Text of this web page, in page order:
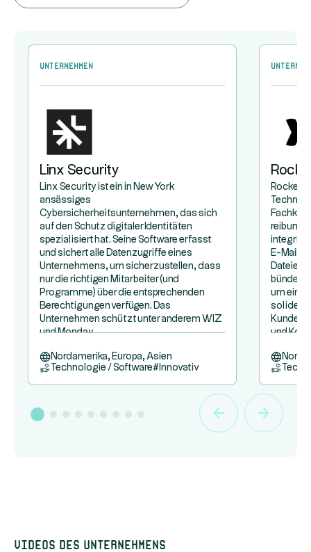
Unternehmen
Linx Security
Linx Security ist ein in New York
ansässiges
Cybersicherheitsunternehmen, das sich
auf den Schutz digitaler Identitäten
spezialisiert hat. Seine Software erfasst
und sichert alle Datenzugriffe eines
Unternehmens, um sicherzustellen, dass
nur die richtigen Mitarbeiter (und
Programme) über die entsprechenden
Berechtigungen verfügen. Das
Unternehmen schützt unter anderem WIZ
und Monday.
Nordamerika, Europa, Asien
Technologie / Software# Innovativ
E-Mail-
Dateien:
bündelt
um eine
soliden
Kunden
und
Videos des Unternehmens